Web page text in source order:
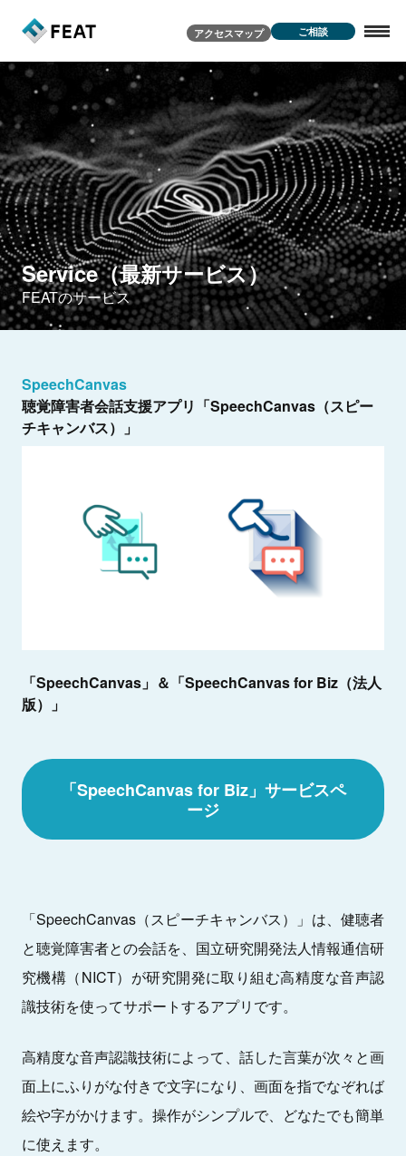
アクセスマップ ご相談
Service（最新サービス）
FEATのサービス
SpeechCanvas
聴覚障害者会話支援アプリ「SpeechCanvas（スピー
チキャンバス）」
「SpeechCanvas」＆「SpeechCanvas for Biz（法人
版）
」
「SpeechCanvas for Biz」サービスペ
ージ
「SpeechCanvas（スピーチキャンバス）」は、健聴者
と聴覚障害者との会話を、国立研究開発法人情報通信研
究機構（NICT）が研究開発に取り組む高精度な音声認
識技術を使ってサポートするアプリです。
高精度な音声認識技術によって、話した言葉が次々と画
面上にふりがな付きで文字になり、画面を指でなぞれば
絵や字がかけます。操作がシンプルで、どなたでも簡単
に使えます。